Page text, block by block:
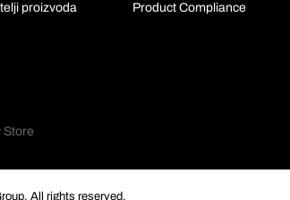
proizvoda
Product Compliance
All rights reserved.